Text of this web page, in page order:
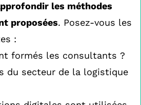
les méthodes
proposées. Posez-vous les
:
formés les consultants ?
du secteur de la logistique